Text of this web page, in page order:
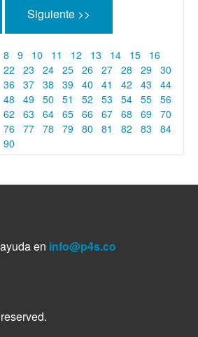
Siguiente >>
8 9 10 11 12 13 14 15
16
22 23 24 25 26 27 28 29 30
36 37 38 39 40 41 42 43
44
48 49 50 51 52 53 54 55 56
62 63 64 65 66 67 68 69 70
76 77 78 79 80 81 82 83
84
90
en info@p4s.co